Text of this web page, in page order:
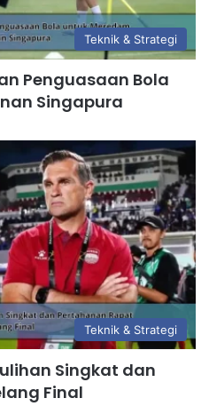
Teknik & Strategi
Penguasaan Bola
Singapura
Teknik & Strategi
Singkat dan
Final